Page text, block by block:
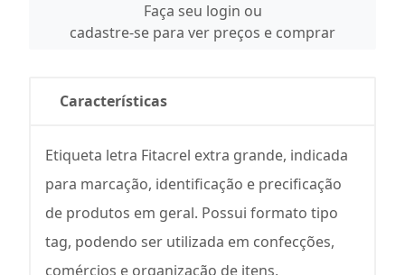
Faça seu login ou
cadastre-se para ver preços e comprar
Características
Etiqueta letra Fitacrel extra grande, indicada
para marcação, identificação e precificação
de produtos em geral. Possui formato tipo
tag, podendo ser utilizada em confecções,
comércios e organização de itens,